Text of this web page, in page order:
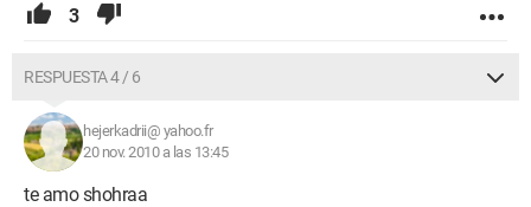
3
RESPUESTA 4 / 6
hejerkadrii@ yahoo.fr
20 nov. 2010 a las 13:45
te amo shohraa